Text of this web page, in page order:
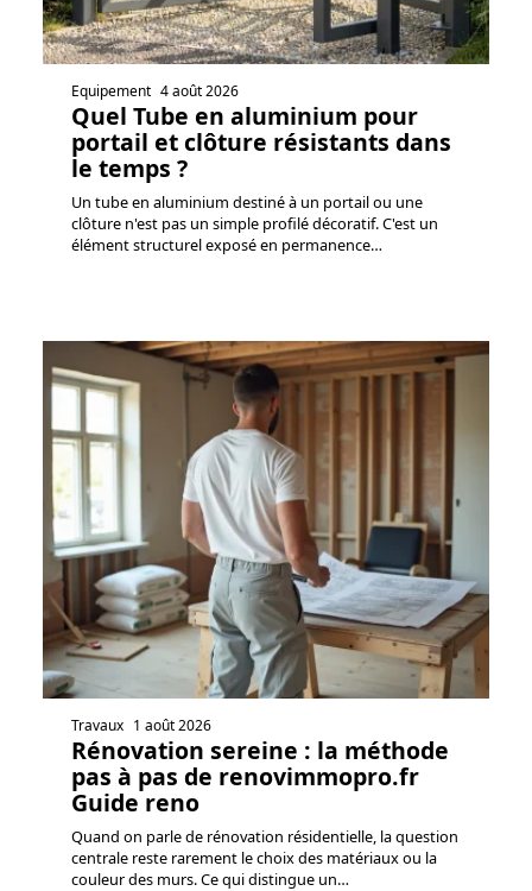
Equipement 4 août 2026
Quel Tube en aluminium pour
portail et clôture résistants dans
le temps ?
Un tube en aluminium destiné à un portail ou une
clôture n'est pas un simple profilé décoratif. C'est un
élément structurel exposé en permanence…
Travaux 1 août 2026
Rénovation sereine : la méthode
pas à pas de renovimmopro.fr
Guide reno
Quand on parle de rénovation résidentielle, la question
centrale reste rarement le choix des matériaux ou la
couleur des murs. Ce qui distingue un…